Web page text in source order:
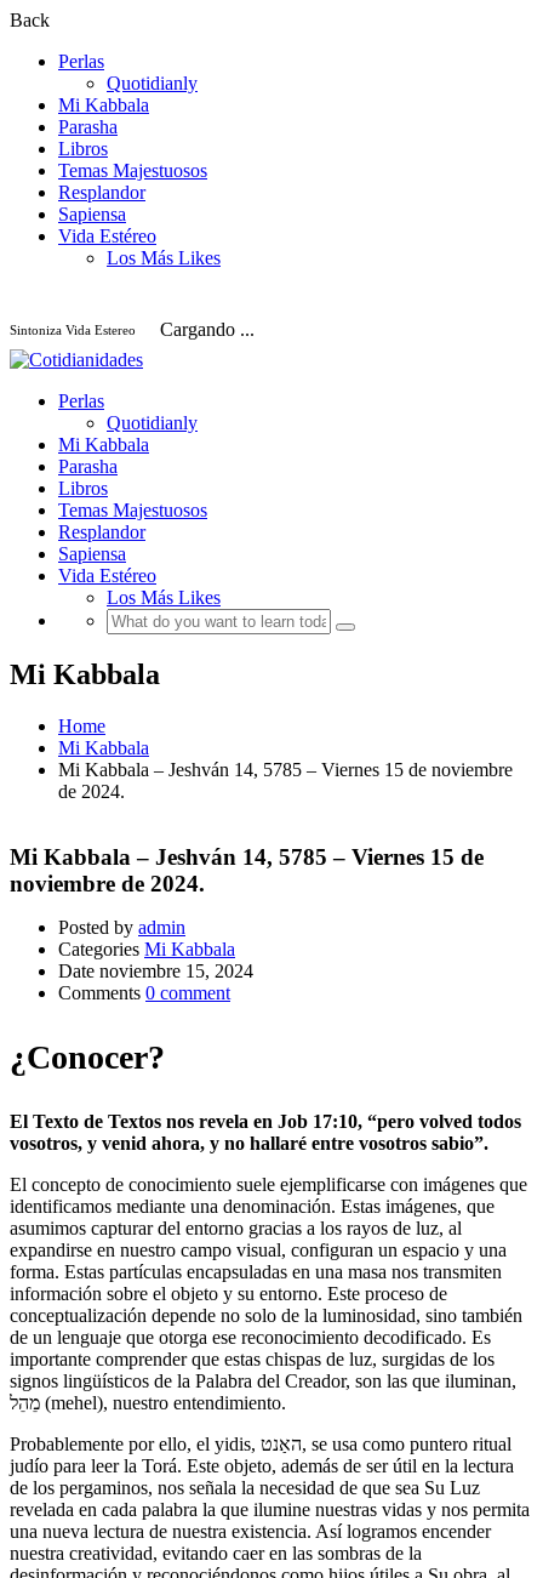
Back
Perlas
Quotidianly
Mi Kabbala
Parasha
Libros
Temas Majestuosos
Resplandor
Sapiensa
Vida Estéreo
Los Más Likes
Sintoniza Vida Estereo Cargando ...
Perlas
Quotidianly
Mi Kabbala
Parasha
Libros
Temas Majestuosos
Resplandor
Sapiensa
Vida Estéreo
Los Más Likes
Mi Kabbala
Home
Mi Kabbala
Mi Kabbala – Jeshván 14, 5785 – Viernes 15 de noviembre
de 2024.
Mi Kabbala – Jeshván 14, 5785 – Viernes 15 de
noviembre de 2024.
Posted by admin
Categories Mi Kabbala
Date noviembre 15, 2024
Comments 0 comment
¿Conocer?
El Texto de Textos nos revela en Job 17:10, “pero volved todos
vosotros, y venid ahora, y no hallaré entre vosotros sabio”.
El concepto de conocimiento suele ejemplificarse con imágenes que
identificamos mediante una denominación. Estas imágenes, que
asumimos capturar del entorno gracias a los rayos de luz, al
expandirse en nuestro campo visual, configuran un espacio y una
forma. Estas partículas encapsuladas en una masa nos transmiten
información sobre el objeto y su entorno. Este proceso de
conceptualización depende no solo de la luminosidad, sino también
de un lenguaje que otorga ese reconocimiento decodificado. Es
importante comprender que estas chispas de luz, surgidas de los
signos lingüísticos de la Palabra del Creador, son las que iluminan,
מֵהֵל (mehel), nuestro entendimiento.
Probablemente por ello, el yidis, האַנט‎, se usa como puntero ritual
judío para leer la Torá. Este objeto, además de ser útil en la lectura
de los pergaminos, nos señala la necesidad de que sea Su Luz
revelada en cada palabra la que ilumine nuestras vidas y nos permita
una nueva lectura de nuestra existencia. Así logramos encender
nuestra creatividad, evitando caer en las sombras de la